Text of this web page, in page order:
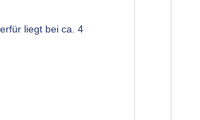
liegt bei ca. 4